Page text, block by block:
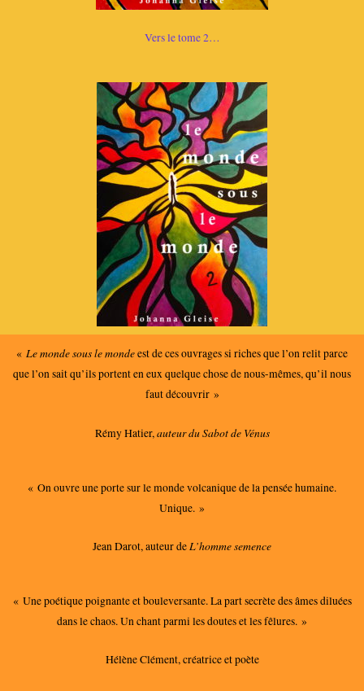
Vers le tome 2…
« Le monde sous le mondeest de ces ouvrages si riches que l’on relit parce
que l’on sait qu’ils portent en eux quelque chose de nous-mêmes, qu’il nous
faut découvrir »
Rémy Hatier,auteur du Sabot de Vénus
« On ouvre une porte sur le monde volcanique de la pensée humaine.
Unique. »
Jean Darot, auteur deL’homme semence
« Une poétique poignante et bouleversante. La part secrète des âmes diluées
dans le chaos. Un chant parmi les doutes et les fêlures. »
Hélène Clément, créatrice et poète